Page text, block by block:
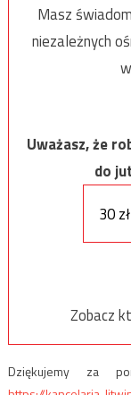
Masz
niezależnych
Uważasz, że
do
30 zł
Zobacz
Dziękujemy za